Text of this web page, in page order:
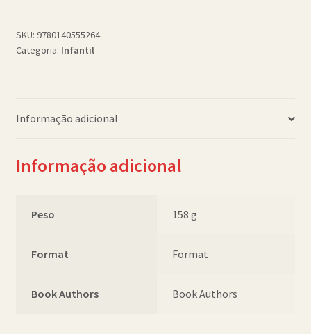
SKU: 9780140555264
Categoria: Infantil
Informação adicional
Informação adicional
Peso 158 g
Format Format
Book Authors Book Authors